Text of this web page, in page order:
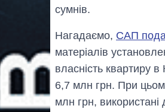
сумнів.
Нагадаємо, САП
матеріалів
власність квартиру
6,7 млн грн. При
млн грн, використані